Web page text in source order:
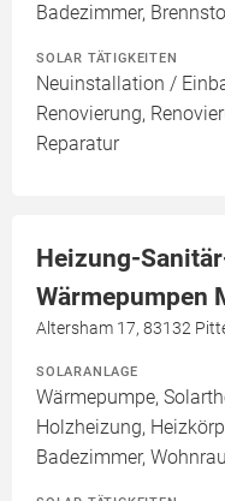
Badezimmer,
SOLAR TÄTIGKEITEN
Neuinstallation /
Renovierung,
Reparatur
Heizung-
Wärmepumpen
Altersham 17, 83132
SOLARANLAGE
Wärmepumpe,
Holzheizung,
Badezimmer,